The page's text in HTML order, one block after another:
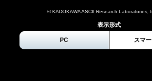
© KADOKAWA ASCII Research Laboratories,
表示形式
PC スマ